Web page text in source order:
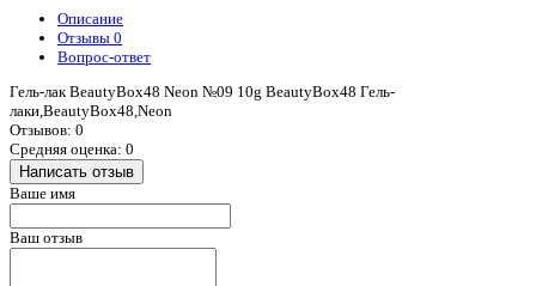
Описание
Отзывы 0
Вопрос-ответ
Гель-лак BeautyBox48 Neon №09 10g BeautyBox48 Гель-
лаки,BeautyBox48,Neon
Отзывов: 0
Средняя оценка: 0
Написать отзыв
Ваше имя
Ваш отзыв